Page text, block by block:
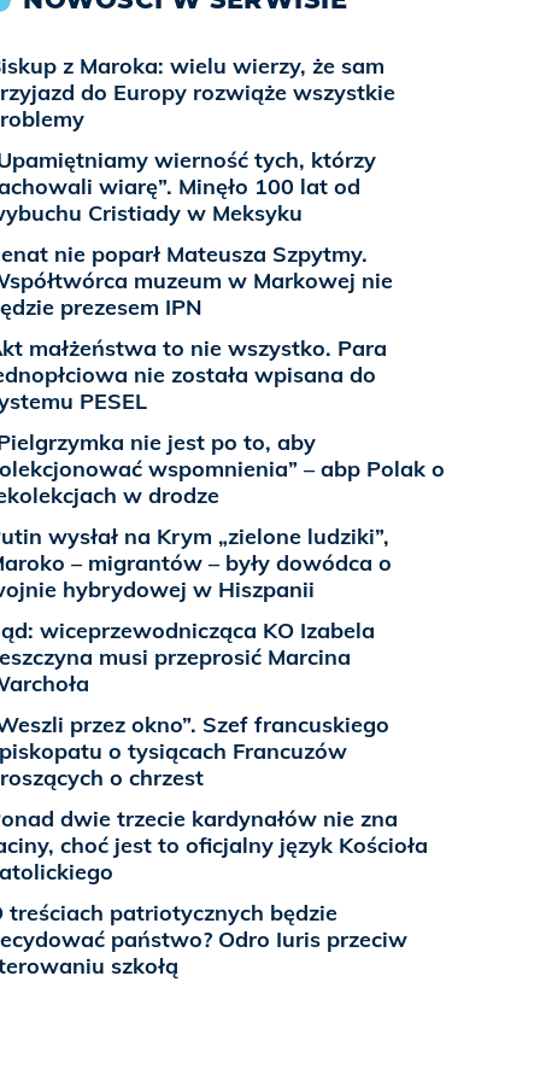
z Maroka: wielu wierzy, że sam
do Europy rozwiąże wszystkie
wierność tych, którzy
wiarę”. Minęło 100 lat od
Cristiady w Meksyku
nie poparł Mateusza Szpytmy.
muzeum w Markowej nie
prezesem IPN
małżeństwa to nie wszystko. Para
nie została wpisana do
PESEL
nie jest po to, aby
wspomnienia” – abp Polak o
w drodze
wysłał na Krym „zielone ludziki”,
– migrantów – były dowódca o
hybrydowej w Hiszpanii
wiceprzewodnicząca KO Izabela
musi przeprosić Marcina
przez okno”. Szef francuskiego
o tysiącach Francuzów
o chrzest
dwie trzecie kardynałów nie zna
choć jest to oficjalny język Kościoła
treściach patriotycznych będzie
państwo? Odro Iuris przeciw
szkołą